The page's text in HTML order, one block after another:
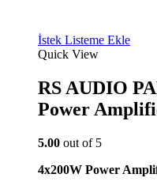
İstek Listeme Ekle
Quick View
RS AUDIO
Power
5.00 out of 5
4x200W Power